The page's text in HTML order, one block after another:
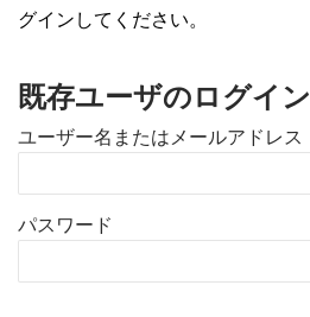
グインしてください。
既存ユーザのログイン
ユーザー名またはメールアドレス
パスワード